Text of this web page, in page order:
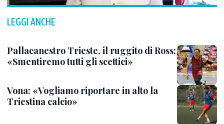
LEGGI ANCHE
Pallacanestro Trieste, il ruggito di Ross:
«Smentiremo tutti gli scettici»
Vona: «Vogliamo riportare in alto la
Triestina calcio»